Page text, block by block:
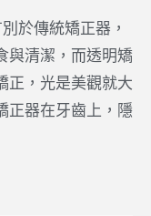
於傳統矯正器，
與清潔，而透明矯
正，光是美觀就大
正器在牙齒上，隱